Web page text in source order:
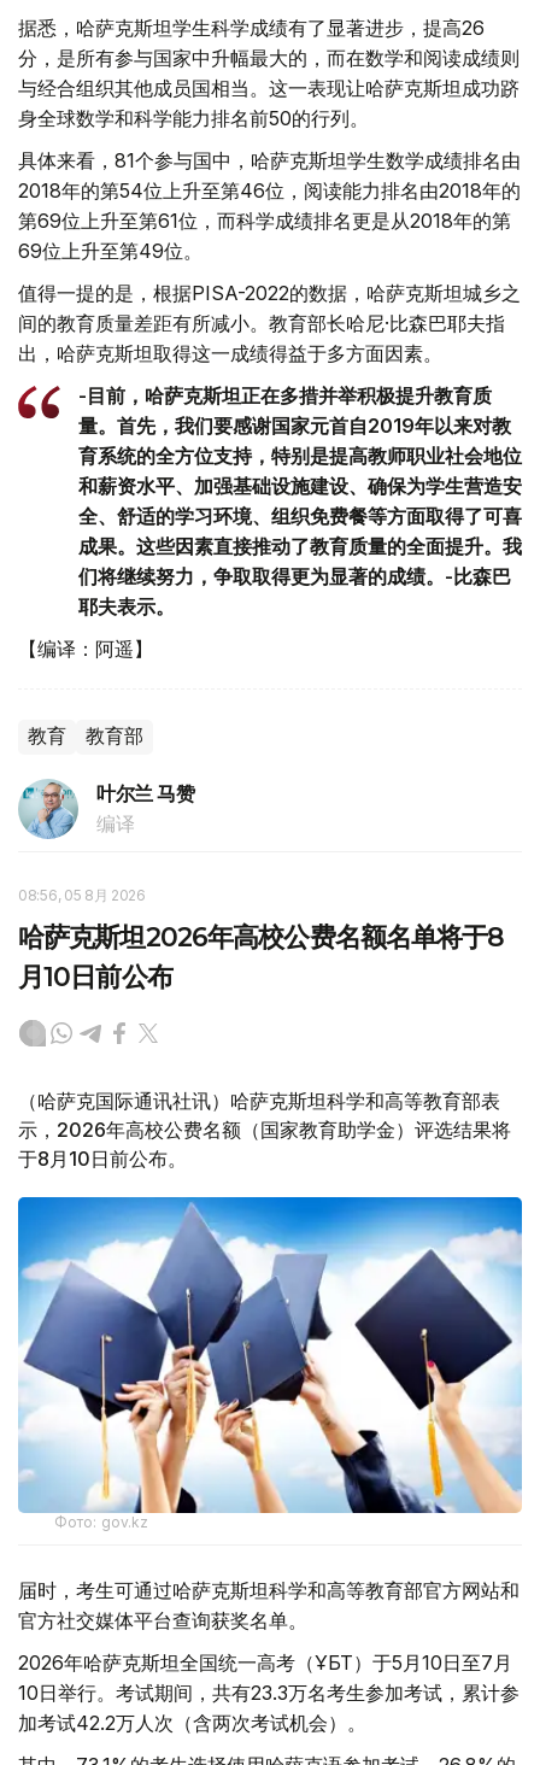
据悉，哈萨克斯坦学生科学成绩有了显著进步，提高26
分，是所有参与国家中升幅最大的，而在数学和阅读成绩则
与经合组织其他成员国相当。这一表现让哈萨克斯坦成功跻
身全球数学和科学能力排名前50的行列。
具体来看，81个参与国中，哈萨克斯坦学生数学成绩排名由
2018年的第54位上升至第46位，阅读能力排名由2018年的
第69位上升至第61位，而科学成绩排名更是从2018年的第
69位上升至第49位。
值得一提的是，根据PISA-2022的数据，哈萨克斯坦城乡之
间的教育质量差距有所减小。教育部长哈尼·比森巴耶夫指
出，哈萨克斯坦取得这一成绩得益于多方面因素。
-目前，哈萨克斯坦正在多措并举积极提升教育质
量。首先，我们要感谢国家元首自2019年以来对教
育系统的全方位支持，特别是提高教师职业社会地位
和薪资水平、加强基础设施建设、确保为学生营造安
全、舒适的学习环境、组织免费餐等方面取得了可喜
成果。这些因素直接推动了教育质量的全面提升。我
们将继续努力，争取取得更为显著的成绩。-比森巴
耶夫表示。
【编译：阿遥】
教育 教育部
叶尔兰 马赞
编译
08:56, 05 8月 2026
哈萨克斯坦2026年高校公费名额名单将于8
月10日前公布
（哈萨克国际通讯社讯）哈萨克斯坦科学和高等教育部表
示，2026年高校公费名额（国家教育助学金）评选结果将
于8月10日前公布。
Фото: gov.kz
届时，考生可通过哈萨克斯坦科学和高等教育部官方网站和
官方社交媒体平台查询获奖名单。
2026年哈萨克斯坦全国统一高考（ҰБТ）于5月10日至7月
10日举行。考试期间，共有23.3万名考生参加考试，累计参
加考试42.2万人次（含两次考试机会）。